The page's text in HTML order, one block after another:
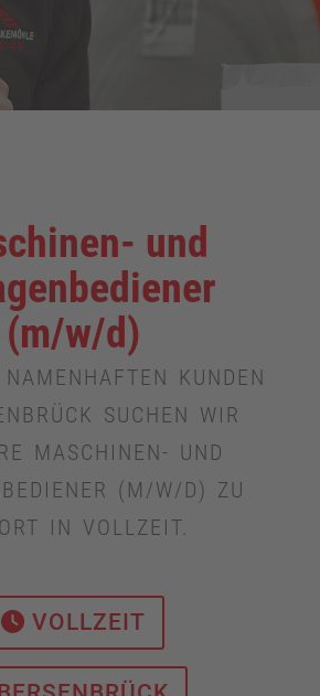
und
(m/w/d)
KUNDEN
SUCHEN WIR
MASCHINEN- UND
(M/W/D) ZU
IN VOLLZEIT.
VOLLZEIT